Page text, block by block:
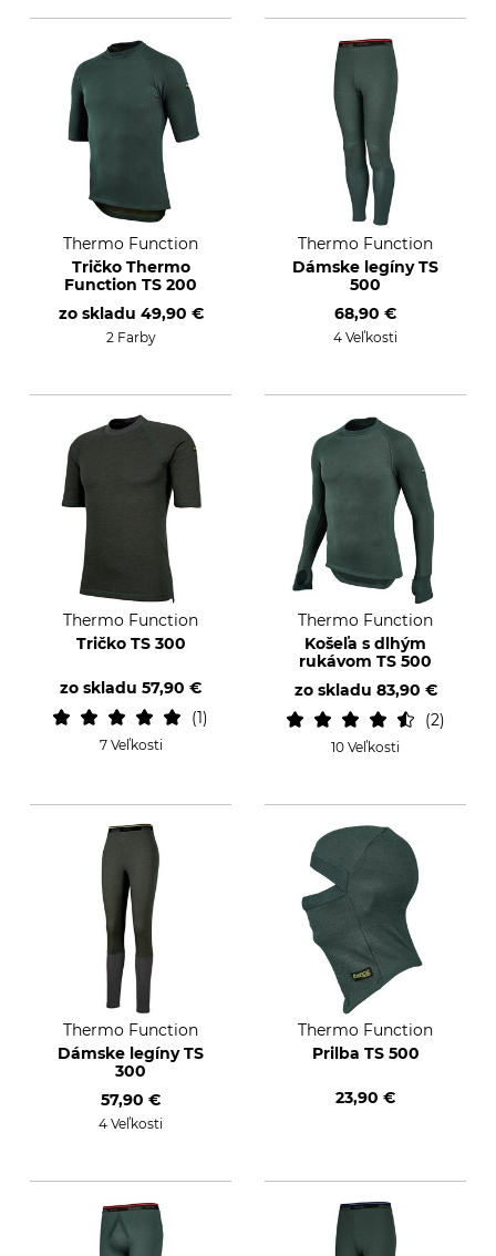
Thermo Function
Tričko Thermo
Function TS 200
zo skladu 49,90 €
2 Farby
Thermo Function
Dámske legíny TS
500
68,90 €
4 Veľkosti
Thermo Function
Tričko TS 300
zo skladu 57,90 €
1
7 Veľkosti
Thermo Function
Košeľa s dlhým
rukávom TS 500
zo skladu 83,90 €
2
10 Veľkosti
Thermo Function
Dámske legíny TS
300
57,90 €
4 Veľkosti
Thermo Function
Prilba TS 500
23,90 €